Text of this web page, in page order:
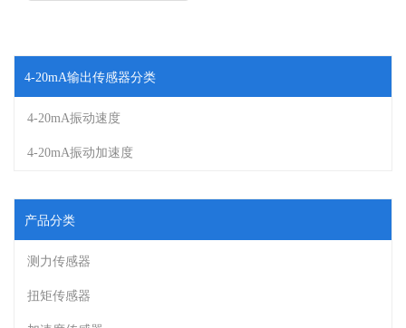
4-20mA输出传感器分类
4-20mA振动速度
4-20mA振动加速度
产品分类
测力传感器
扭矩传感器